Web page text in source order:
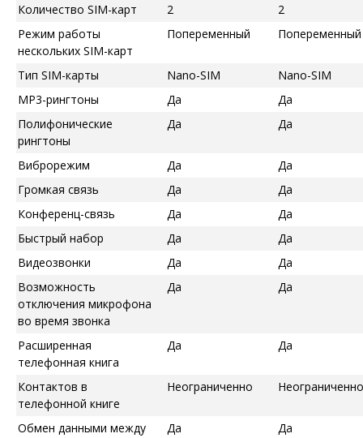
Количество SIM-карт
2
2
Режим работы
нескольких SIM-карт
Попеременный Попеременный
Тип SIM-карты Nano-SIM
Nano-SIM
MP3-рингтоны
Да
Да
Полифонические
рингтоны
Да Да
Виброрежим Да
Да
Громкая связь
Да
Да
Конференц-связь
Да
Да
Быстрый набор
Да
Да
Видеозвонки
Да
Да
Возможность
отключения микрофона
во время звонка
Да Да
Расширенная
телефонная книга
Да Да
Контактов в
телефонной книге
Неограниченно Неограниченно
Обмен данными между
Да Да